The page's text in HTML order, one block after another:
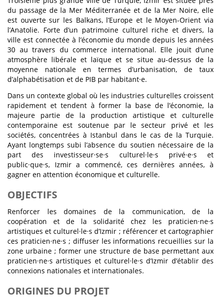
du passage de la Mer Méditerranée et de la Mer Noire, elle
est ouverte sur les Balkans, l’Europe et le Moyen-Orient via
l’Anatolie. Forte d’un patrimoine culturel riche et divers, la
ville est connectée à l’économie du monde depuis les années
30 au travers du commerce international. Elle jouit d’une
atmosphère libérale et laïque et se situe au-dessus de la
moyenne nationale en termes d’urbanisation, de taux
d’alphabétisation et de PIB par habitant·e.
Dans un contexte global où les industries culturelles croissent
rapidement et tendent à former la base de l’économie, la
majeure partie de la production artistique et culturelle
contemporaine est soutenue par le secteur privé et les
sociétés, concentrées à Istanbul dans le cas de la Turquie.
Ayant longtemps subi l’absence du soutien nécessaire de la
part des investisseur·se·s culturel·le·s privé·e·s et
public·que·s, Izmir a commencé, ces dernières années, à
gagner en attention économique et culturelle.
OBJECTIFS
Renforcer les domaines de la communication, de la
coopération et de la solidarité chez les praticien·ne·s
artistiques et culturel·le·s d’Izmir ; référencer et cartographier
ces praticien·ne·s ; diffuser les informations recueillies sur la
zone urbaine ; former une structure de base permettant aux
praticien·ne·s artistiques et culturel·le·s d’Izmir d’établir des
connexions nationales et internationales.
ORIGINES DU PROJET